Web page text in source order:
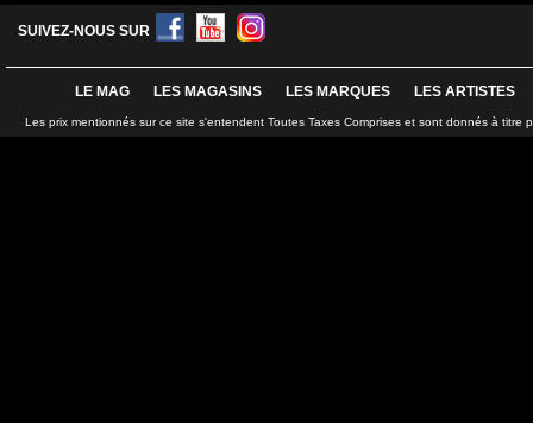
SUIVEZ-NOUS SUR
LE MAG LES MAGASINS LES MARQUES LES ARTISTES
Les prix mentionnés sur ce site s'entendent Toutes Taxes Comprises et sont donnés à